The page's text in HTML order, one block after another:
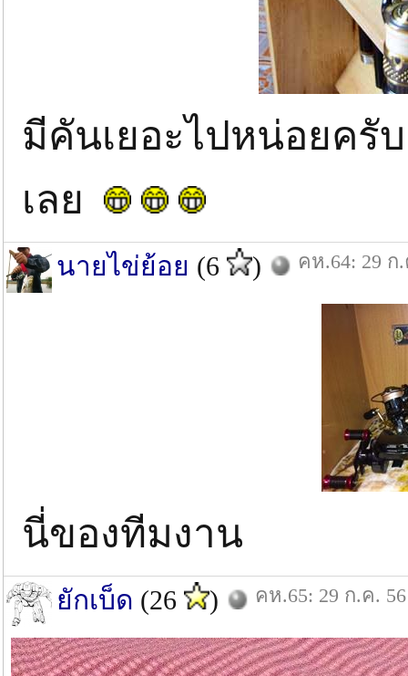
มีคันเยอะไปหน่อยครั
เลย
นายไข่ย้อย (6 ) คห.64: 29 ก
นี่ของทีมงาน
ยักเบ็ด (26 ) คห.65: 29 ก.ค. 56